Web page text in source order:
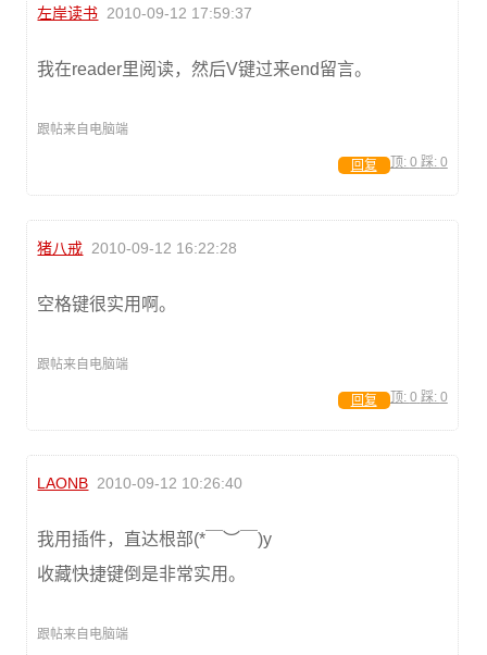
左岸读书 2010-09-12 17:59:37
我在reader里阅读，然后V键过来end留言。
跟帖来自电脑端
顶: 0 踩: 0
回复
猪八戒 2010-09-12 16:22:28
空格键很实用啊。
跟帖来自电脑端
顶: 0 踩: 0
回复
LAONB 2010-09-12 10:26:40
我用插件，直达根部(*￣︶￣)y
收藏快捷键倒是非常实用。
跟帖来自电脑端